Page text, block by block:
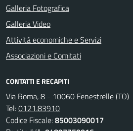
Galleria Fotografica
Galleria Video
Attività economiche e Servizi
Associazioni e Comitati
CONTATTI E RECAPITI
Via Roma, 8 - 10060 Fenestrelle (TO)
Tel:0121.83910
Codice Fiscale:85003090017